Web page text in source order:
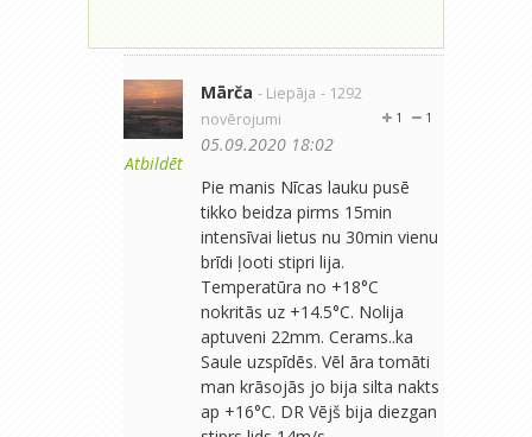
Atbildēt
Mārča - Liepāja - 1292
novērojumi
1
1
05.09.2020 18:02
Pie manis Nīcas lauku pusē
tikko beidza pirms 15min
intensīvai lietus nu 30min vienu
brīdi ļooti stipri lija.
Temperatūra no +18°C
nokritās uz +14.5°C. Nolija
aptuveni 22mm. Cerams..ka
Saule uzspīdēs. Vēl āra tomāti
man krāsojās jo bija silta nakts
ap +16°C. DR Vējš bija diezgan